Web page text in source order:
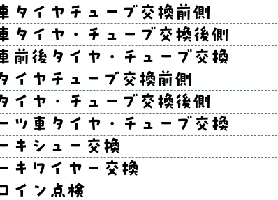
車タイヤチューブ交換
車タイヤ・チューブ交換
車前後タイヤ・チューブ
タイヤチューブ交換前
タイヤ・チューブ交換
ーツ車タイヤ・チューブ
レーキシュー交換
レーキワイヤー交換
ンコイン点検